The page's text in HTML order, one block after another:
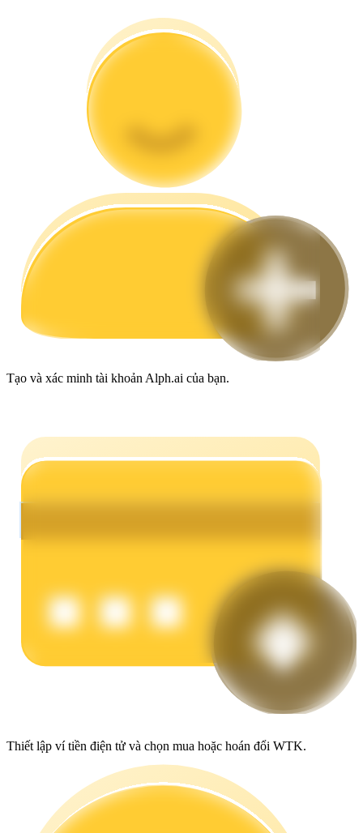
Hướng dẫn
Hướng dẫn giao dịch Spot
Chiến lược giao dịch
Earn
Power Piggy
Làm cho tài sản của bạn tăng giá trị đều đặn
Tạo và xác minh tài khoản Alph.ai của bạn.
Thiết lập ví tiền điện tử và chọn mua hoặc hoán đổi WTK.